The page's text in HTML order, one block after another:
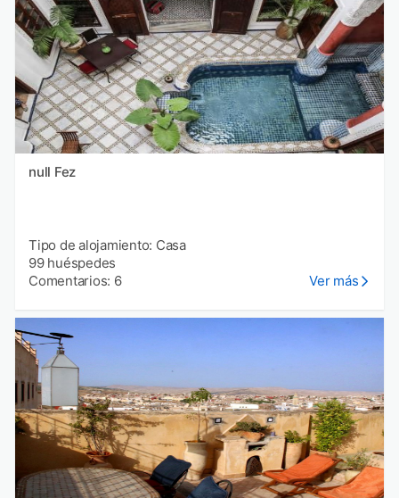
null Fez
Tipo de alojamiento: Casa
99 huéspedes
Comentarios: 6
Ver más